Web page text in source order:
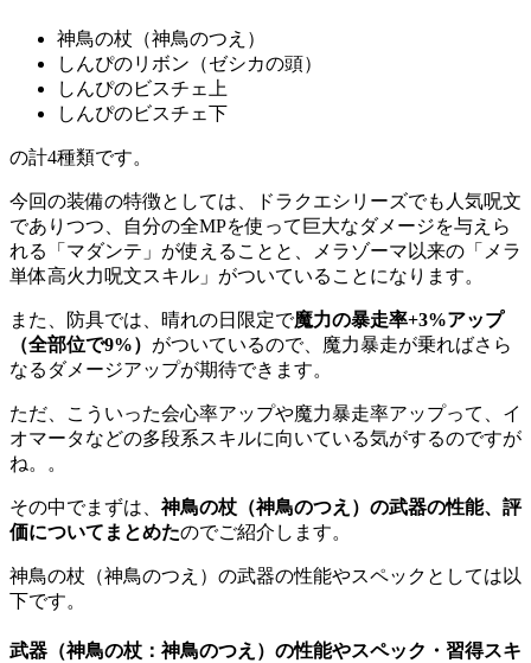
神鳥の杖（神鳥のつえ）
しんぴのリボン（ゼシカの頭）
しんぴのビスチェ上
しんぴのビスチェ下
の計4種類です。
今回の装備の特徴としては、ドラクエシリーズでも人気呪文
でありつつ、自分の全MPを使って巨大なダメージを与えら
れる「マダンテ」が使えることと、メラゾーマ以来の「メラ
単体高火力呪文スキル」がついていることになります。
また、防具では、晴れの日限定で魔力の暴走率+3%アップ
（全部位で9%） がついているので、魔力暴走が乗ればさら
なるダメージアップが期待できます。
ただ、こういった会心率アップや魔力暴走率アップって、イ
オマータなどの多段系スキルに向いている気がするのですが
ね。。
その中でまずは、神鳥の杖（神鳥のつえ）の武器の性能、評
価についてまとめたのでご紹介します。
神鳥の杖（神鳥のつえ）の武器の性能やスペックとしては以
下です。
武器（神鳥の杖：神鳥のつえ）の性能やスペック・習得スキ